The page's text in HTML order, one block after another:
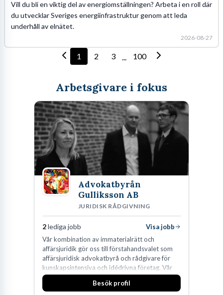
Vill du bli en viktig del av energiomställningen? Arbeta i en roll där
du utvecklar Sveriges energiinfrastruktur genom att leda
underhåll av elnätet.
2026-08-27
1 2 3 ... 100
Arbetsgivare i fokus
Advokatbyrån
Gulliksson AB
JURIDISK RÅDGIVNING
2lediga jobb
Visa jobb
Vår kombination av immaterialrätt och
affärsjuridik gör oss till förstahandsvalet som
affärsjuridisk advokatbyrå och rådgivare för
kunskapsintensiva och idédrivna företag. Vår
expertis inom IP-tillgångar har gett oss en
marknadsledande position. Våra klienter väljer
Besök profil